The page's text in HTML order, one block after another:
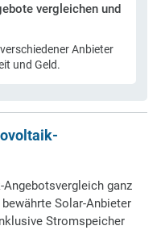
vergleichen und
Anbieter
und Geld.
ganz
Solar-Anbieter
Stromspeicher